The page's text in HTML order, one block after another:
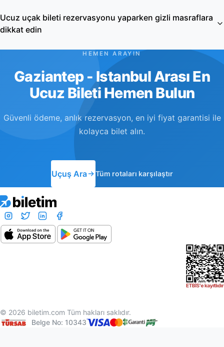
Ucuz uçak bileti rezervasyonu yaparken gizli masraflara
dikkat edin
HEMEN ARAYIN
Gaziantep - Istanbul Arası En
Ucuz Bileti Hemen Bulun
Güvenli ödeme, anlık rezervasyon, en iyi fiyat garantisi ile
kolayca bilet alın.
Uçuş Ara Tüm rotaları karşılaştır
© 2026 biletim.com Tüm hakları saklıdır.
Belge No: 10343